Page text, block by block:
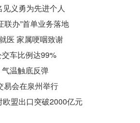
义勇为先进个人
联办”首单业务落地
医 家属哽咽致谢
车比例达99%
温触底反弹
易会在泉州举行
盟出口突破2000亿元